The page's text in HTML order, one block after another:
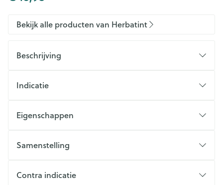
Bekijk alle producten van Herbatint
Beschrijving
Indicatie
Eigenschappen
Samenstelling
Contra indicatie